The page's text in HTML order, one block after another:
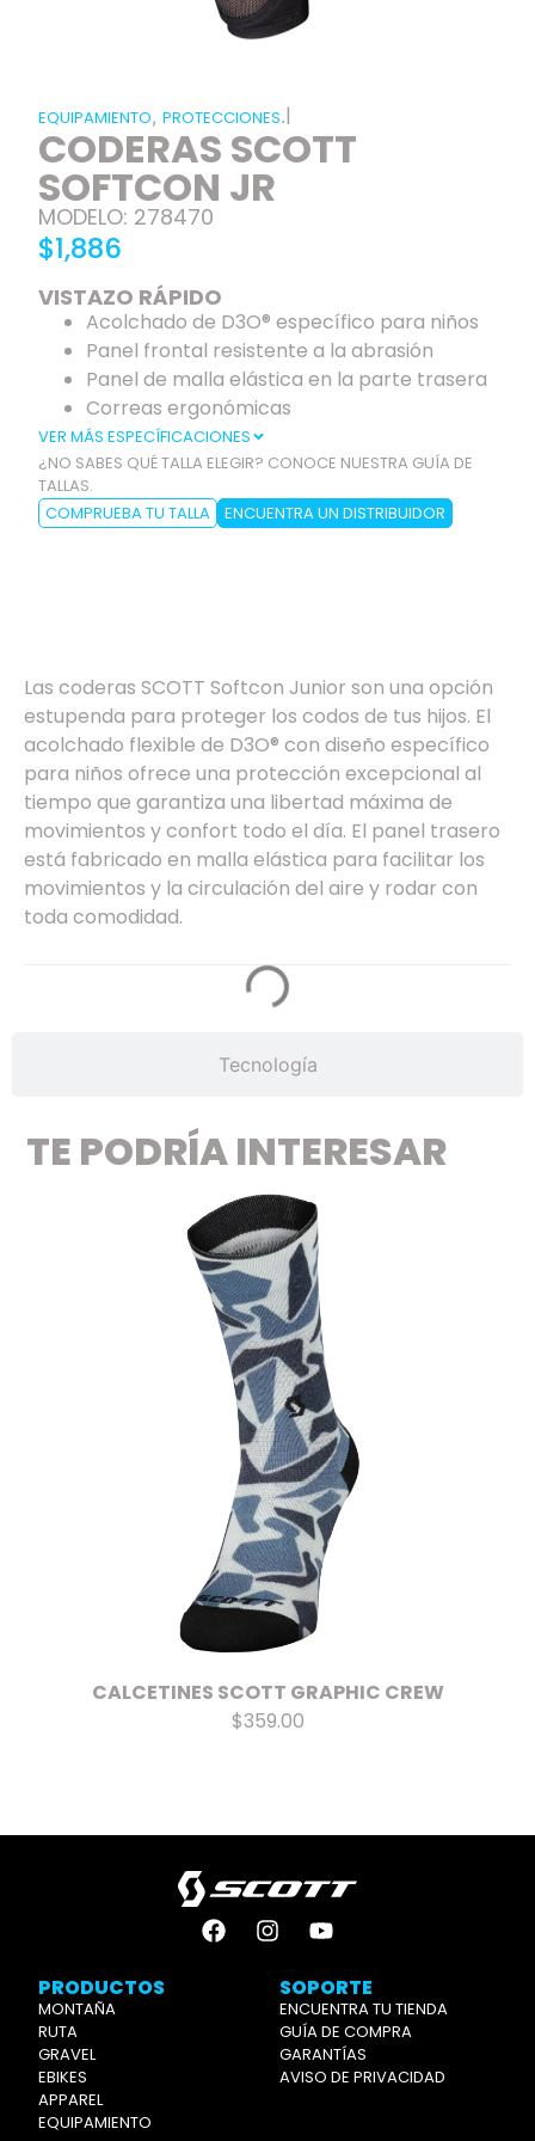
EQUIPAMIENTO, PROTECCIONES.|
CODERAS SCOTT
SOFTCON JR
MODELO: 278470
$1,886
VISTAZO RÁPIDO
Acolchado de D3O® específico para niños
Panel frontal resistente a la abrasión
Panel de malla elástica en la parte trasera
Correas ergonómicas
VER MÁS ESPECÍFICACIONES
¿NO SABES QUÉ TALLA ELEGIR? CONOCE NUESTRA GUÍA DE
TALLAS.
COMPRUEBA TU TALLA
ENCUENTRA UN DISTRIBUIDOR
Tecnología
Las coderas SCOTT Softcon Junior son una opción
estupenda para proteger los codos de tus hijos. El
acolchado flexible de D3O® con diseño específico
para niños ofrece una protección excepcional al
tiempo que garantiza una libertad máxima de
movimientos y confort todo el día. El panel trasero
está fabricado en malla elástica para facilitar los
movimientos y la circulación del aire y rodar con
toda comodidad.
TE PODRÍA INTERESAR
CALCETINES SCOTT GRAPHIC CREW
$359.00
PRODUCTOS
MONTAÑA
RUTA
GRAVEL
EBIKES
APPAREL
EQUIPAMIENTO
SOPORTE
ENCUENTRA TU TIENDA
GUÍA DE COMPRA
GARANTÍAS
AVISO DE PRIVACIDAD